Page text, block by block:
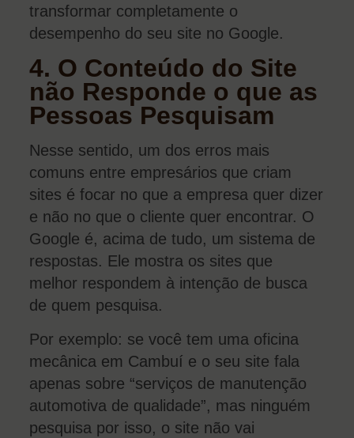
transformar completamente o
desempenho do seu site no Google.
4. O Conteúdo do Site
não Responde o que as
Pessoas Pesquisam
Nesse sentido, um dos erros mais
comuns entre empresários que criam
sites é focar no que a empresa quer dizer
e não no que o cliente quer encontrar. O
Google é, acima de tudo, um sistema de
respostas. Ele mostra os sites que
melhor respondem à intenção de busca
de quem pesquisa.
Por exemplo: se você tem uma oficina
mecânica em Cambuí e o seu site fala
apenas sobre “serviços de manutenção
automotiva de qualidade”, mas ninguém
pesquisa por isso, o site não vai